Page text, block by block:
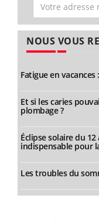
NOUS VOUS
Fatigue en
Et si les caries
plombage ?
Éclipse solaire du
indispensable pour
Les troubles du